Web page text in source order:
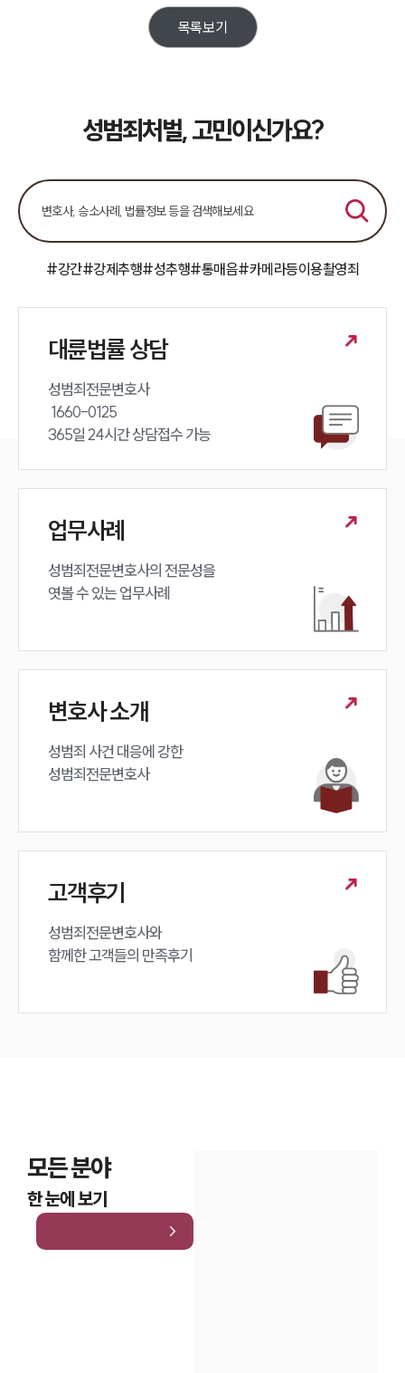
업무분야
공지사항
뉴스레터/브로슈어
대륜법률상담예약
목록보기
성범죄처벌, 고민이신가요?
#강간#강제추행#성추행#통매음#카메라등이용촬영죄
대륜법률 상담
성범죄전문변호사
365일 24시간 상담접수 가능
업무사례
성범죄전문변호사의 전문성을
엿볼 수 있는 업무사례
변호사 소개
성범죄 사건 대응에 강한
성범죄전문변호사
고객후기
성범죄전문변호사와
함께한 고객들의 만족후기
모든 분야
한 눈에 보기